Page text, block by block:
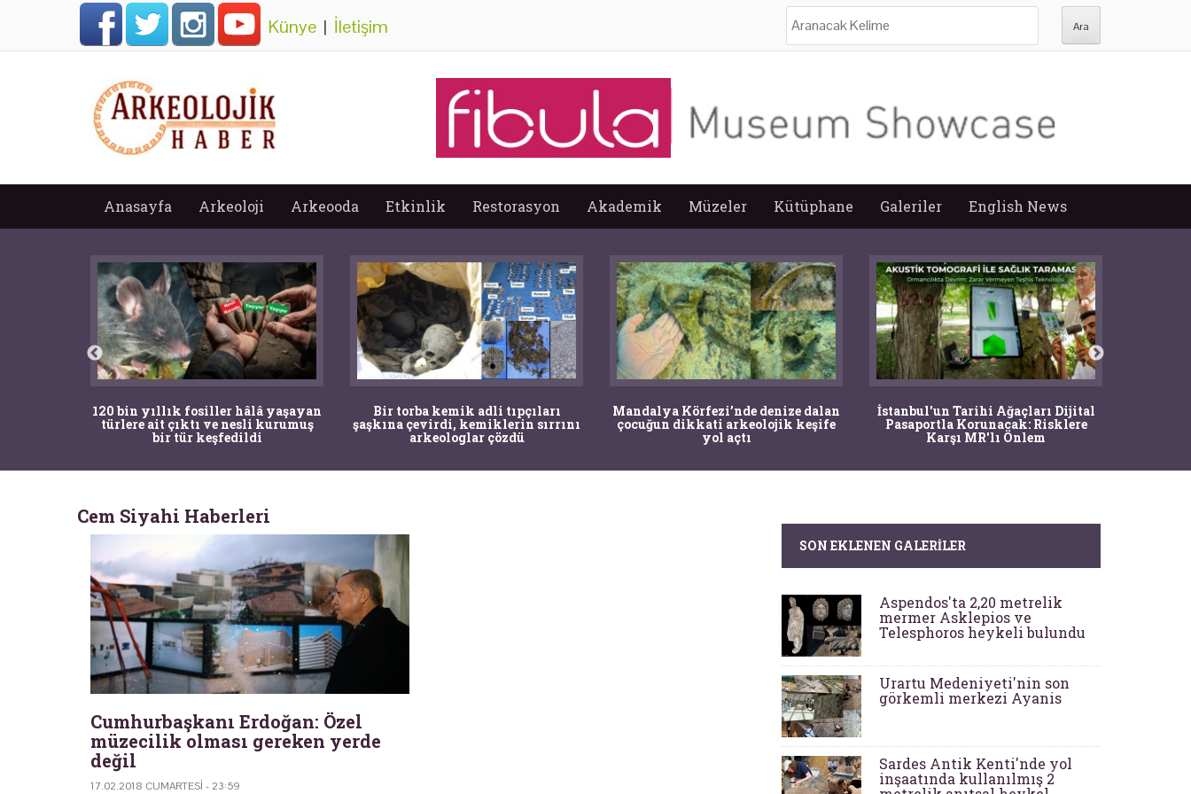
Künye | İletişim
Anasayfa Arkeoloji Arkeooda Etkinlik Restorasyon Akademik Müzeler Kütüphane Galeriler English News
120 bin yıllık fosiller hâlâ yaşayan
türlere ait çıktı ve nesli kurumuş
bir tür keşfedildi
Bir torba kemik adli tıpçıları
şaşkına çevirdi, kemiklerin sırrını
arkeologlar çözdü
Mandalya Körfezi’nde denize dalan
çocuğun dikkati arkeolojik keşife
yol açtı
İstanbul'un Tarihi Ağaçları Dijital
Pasaportla Korunacak: Risklere
Karşı MR'lı Önlem
Cem Siyahi Haberleri
Cumhurbaşkanı Erdoğan: Özel
müzecilik olması gereken yerde
değil
17.02.2018 CUMARTESI - 23:59
SON EKLENEN GALERILER
Aspendos'ta 2,20 metrelik
mermer Asklepios ve
Telesphoros heykeli bulundu
Urartu Medeniyeti'nin son
görkemli merkezi Ayanis
Sardes Antik Kenti'nde yol
inşaatında kullanılmış 2